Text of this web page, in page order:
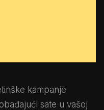
kampanje
sate u vašoj